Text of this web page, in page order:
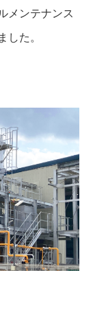
メンテナンス
した。